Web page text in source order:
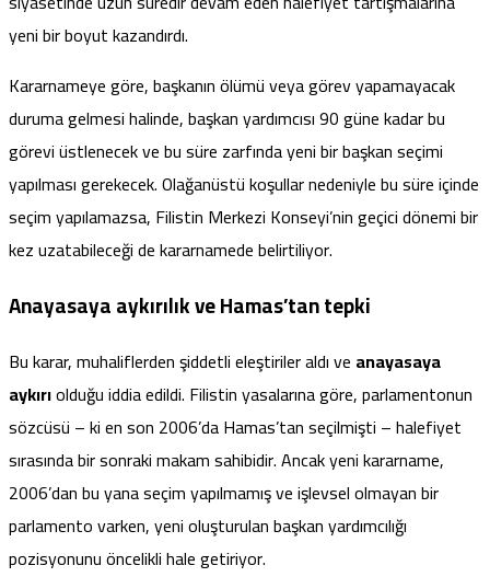
yeni bir boyut kazandırdı.
Kararnameye göre, başkanın ölümü veya görev yapamayacak
duruma gelmesi halinde, başkan yardımcısı 90 güne kadar bu
görevi üstlenecek ve bu süre zarfında yeni bir başkan seçimi
yapılması gerekecek. Olağanüstü koşullar nedeniyle bu süre içinde
seçim yapılamazsa, Filistin Merkezi Konseyi’nin geçici dönemi bir
kez uzatabileceği de kararnamede belirtiliyor.
Anayasaya aykırılık ve Hamas’tan tepki
Bu karar, muhaliflerden şiddetli eleştiriler aldı ve anayasaya
aykırıolduğuiddia edildi. Filistin yasalarına göre, parlamentonun
sözcüsü – ki en son 2006’da Hamas’tan seçilmişti – halefiyet
sırasında bir sonraki makam sahibidir. Ancak yeni kararname,
2006’dan bu yana seçim yapılmamış ve işlevsel olmayan bir
parlamento varken, yeni oluşturulan başkan yardımcılığı
pozisyonunu öncelikli hale getiriyor.